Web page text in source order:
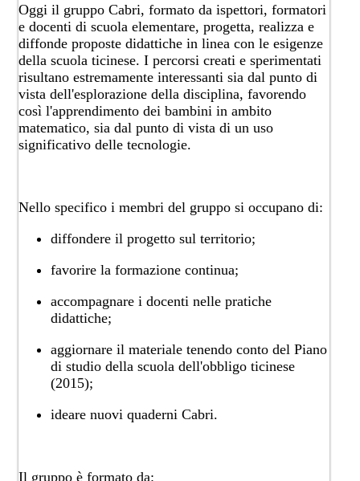
Oggi il gruppo Cabri, formato da ispettori, formatori
e docenti di scuola elementare, progetta, realizza e
diffonde proposte didattiche in linea con le esigenze
della scuola ticinese. I percorsi creati e sperimentati
risultano estremamente interessanti sia dal punto di
vista dell'esplorazione della disciplina, favorendo
così l'apprendimento dei bambini in ambito
matematico, sia dal punto di vista di un uso
significativo delle tecnologie.
Nello specifico i membri del gruppo si occupano di:
diffondere il progetto sul territorio;
favorire la formazione continua;
accompagnare i docenti nelle pratiche
didattiche;
aggiornare il materiale tenendo conto del Piano
di studio della scuola dell'obbligo ticinese
(2015);
ideare nuovi quaderni Cabri.
Il gruppo è formato da: